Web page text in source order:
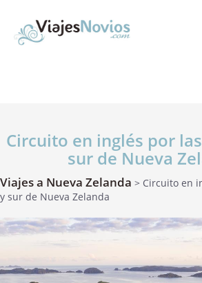
Circuito en inglés por
sur de Nueva
Viajes a Nueva Zelanda > Circuito en
y sur de Nueva Zelanda